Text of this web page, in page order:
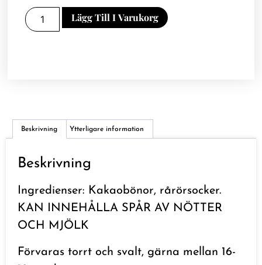
Lägg Till I Varukorg
Beskrivning Ytterligare information
Beskrivning
Ingredienser: Kakaobönor, rårörsocker.
KAN INNEHÅLLA SPÅR AV NÖTTER
OCH MJÖLK
Förvaras torrt och svalt, gärna mellan 16-